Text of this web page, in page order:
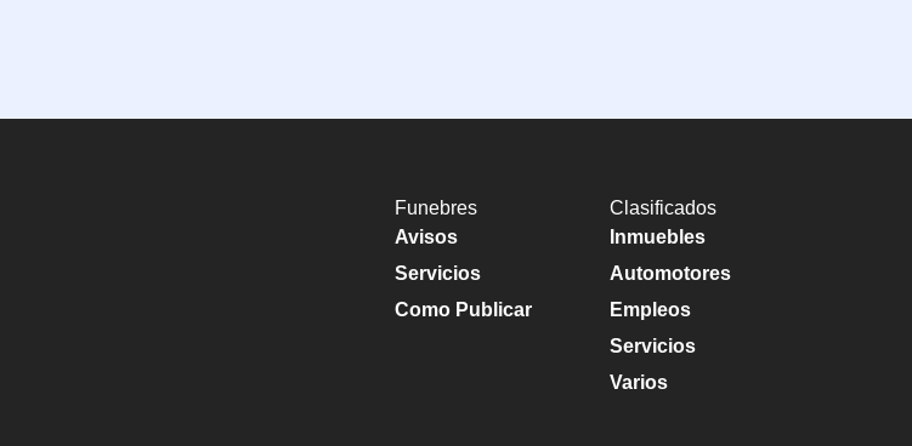
Funebres
Avisos
Servicios
Como Publicar
Clasificados
Inmuebles
Automotores
Empleos
Servicios
Varios